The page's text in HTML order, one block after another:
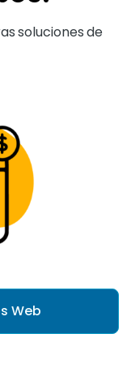
soluciones de
Web